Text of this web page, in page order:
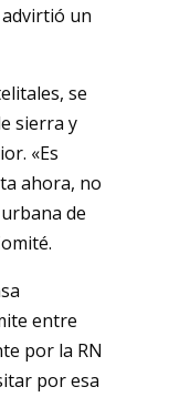
un
se
sierra y
«Es
ahora, no
de
entre
por la RN
por esa